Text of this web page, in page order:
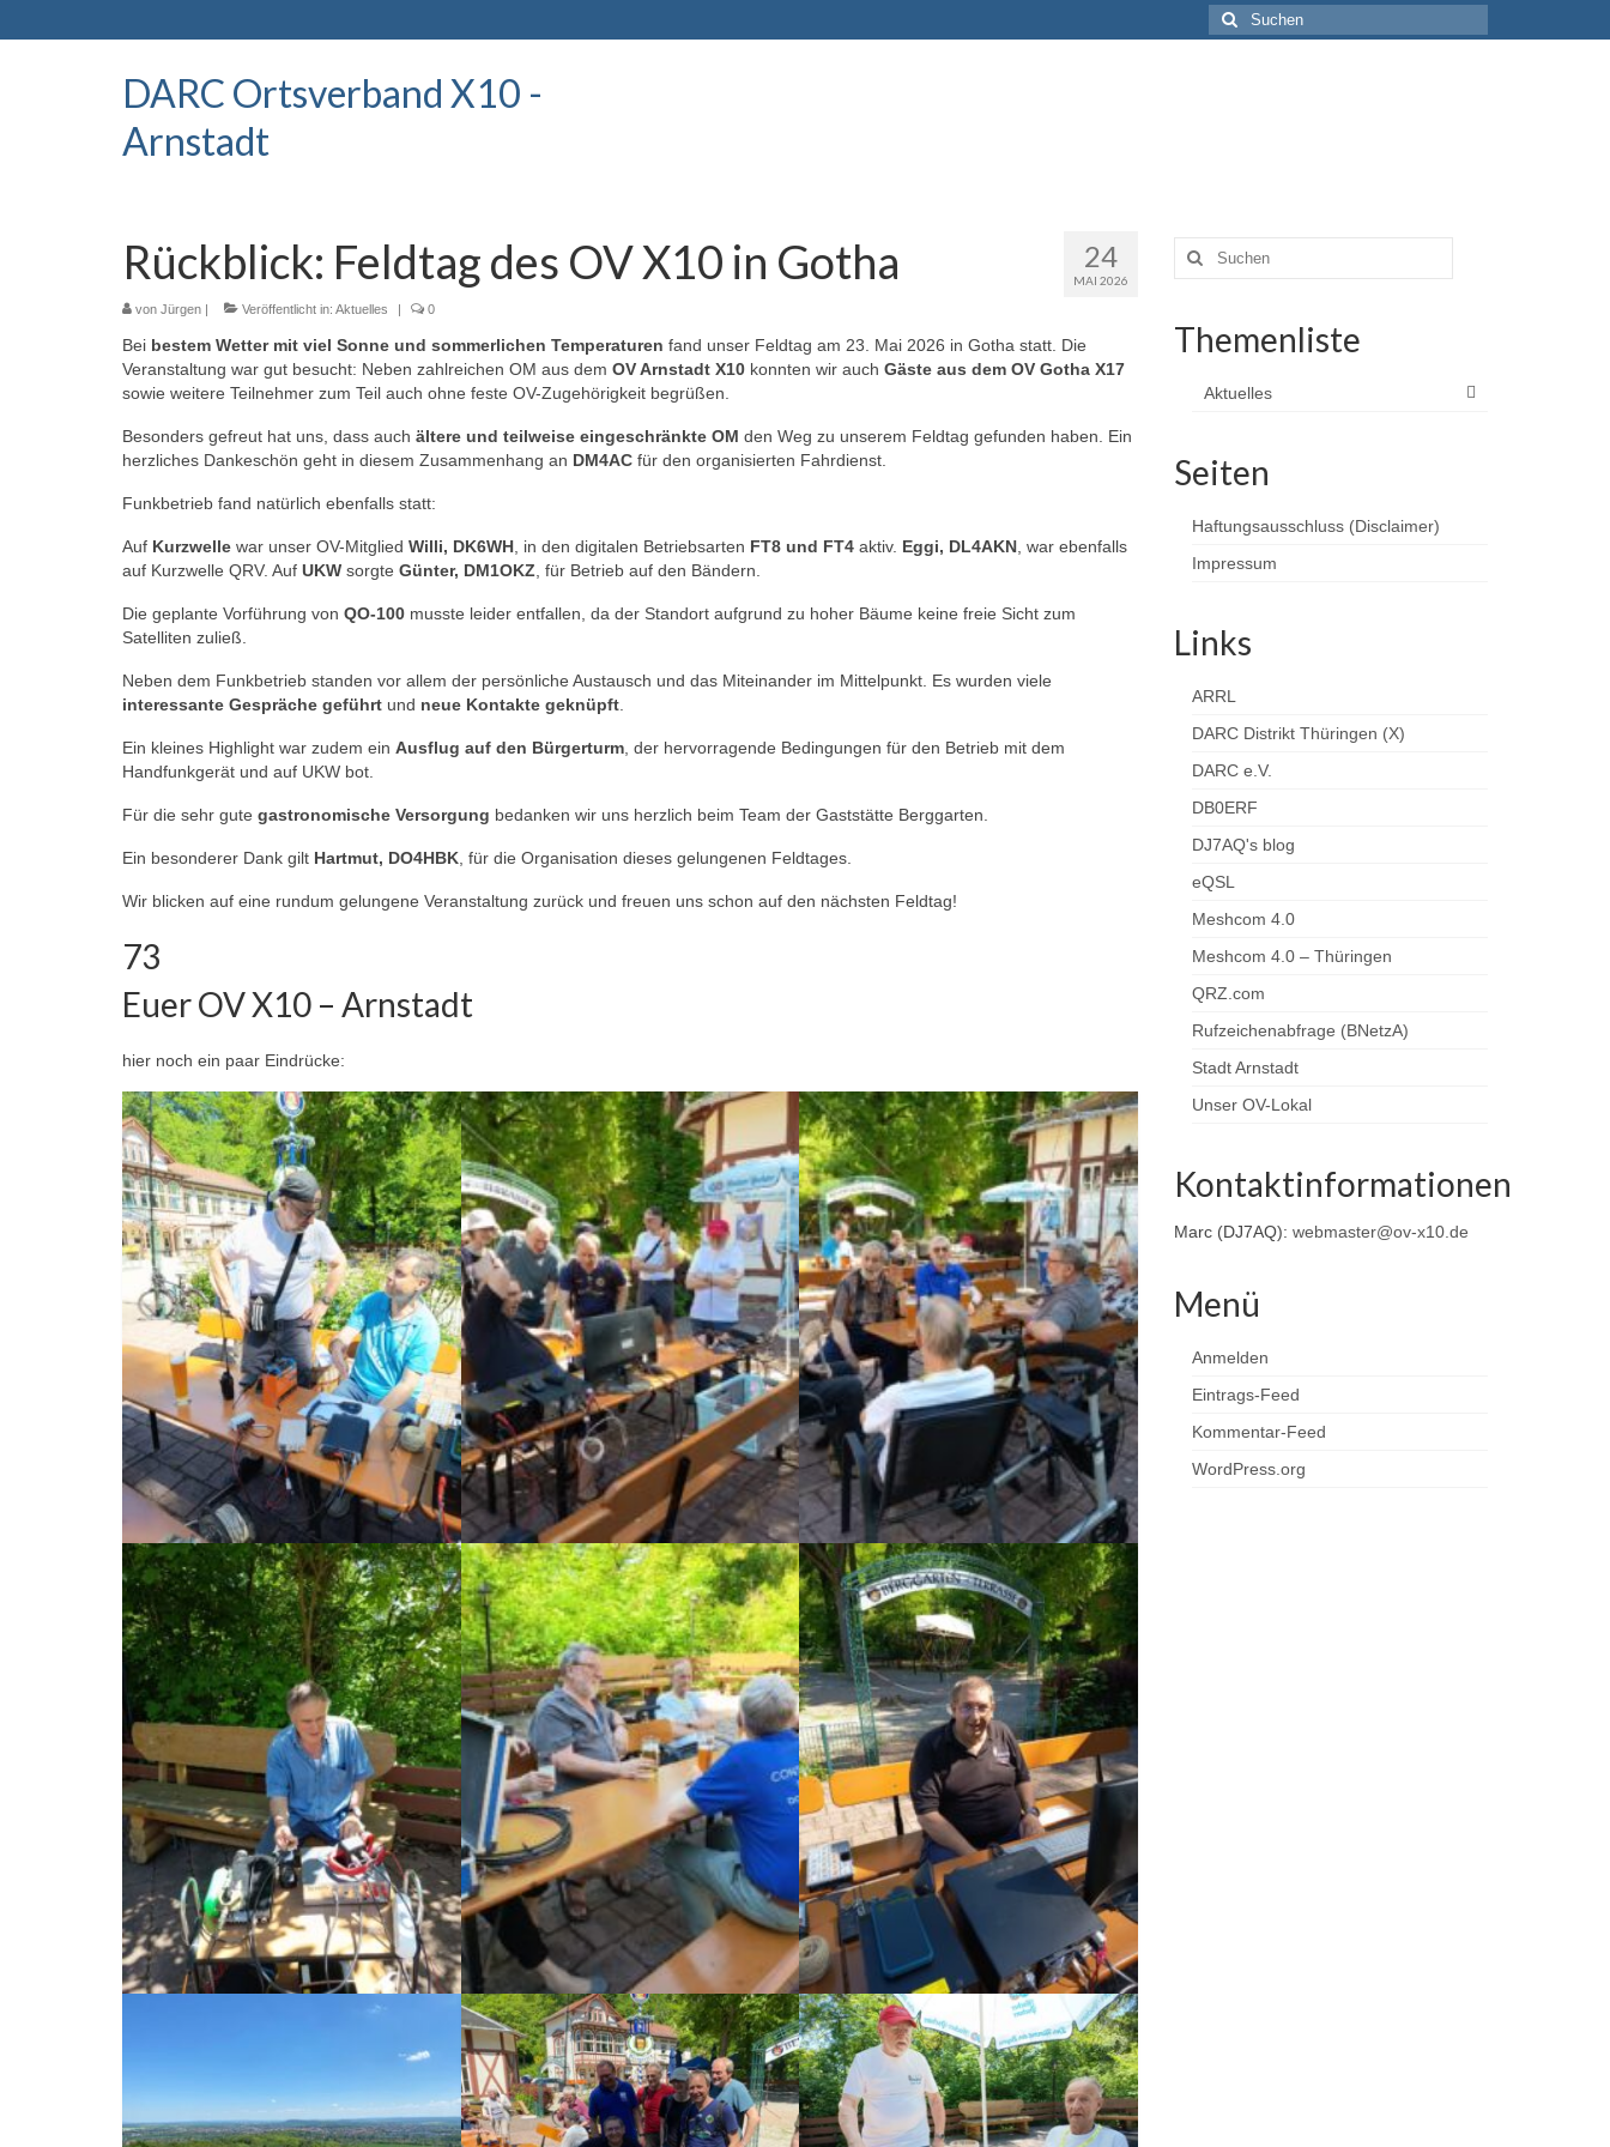
Suchen
nach:
DARC Ortsverband X10 -
Arnstadt
24
MAI 2026
Rückblick: Feldtag des OV X10 in Gotha
von Jürgen | Veröffentlicht in: Aktuelles | 0
Bei bestem Wetter mit viel Sonne und sommerlichen Temperaturen fand unser Feldtag am 23. Mai 2026 in Gotha statt. Die
Veranstaltung war gut besucht: Neben zahlreichen OM aus dem OV Arnstadt X10 konnten wir auch Gäste aus dem OV Gotha X17
sowie weitere Teilnehmer zum Teil auch ohne feste OV-Zugehörigkeit begrüßen.
Besonders gefreut hat uns, dass auch ältere und teilweise eingeschränkte OM den Weg zu unserem Feldtag gefunden haben. Ein
herzliches Dankeschön geht in diesem Zusammenhang an DM4AC für den organisierten Fahrdienst.
Funkbetrieb fand natürlich ebenfalls statt:
Auf Kurzwelle war unser OV-Mitglied Willi, DK6WH , in den digitalen Betriebsarten FT8 und FT4 aktiv. Eggi, DL4AKN , war ebenfalls
auf Kurzwelle QRV. Auf UKW sorgte Günter, DM1OKZ , für Betrieb auf den Bändern.
Die geplante Vorführung von QO-100 musste leider entfallen, da der Standort aufgrund zu hoher Bäume keine freie Sicht zum
Satelliten zuließ.
Neben dem Funkbetrieb standen vor allem der persönliche Austausch und das Miteinander im Mittelpunkt. Es wurden viele
interessante Gespräche geführt und neue Kontakte geknüpft
Ein kleines Highlight war zudem ein Ausflug auf den Bürgerturm , der hervorragende Bedingungen für den Betrieb mit dem
Handfunkgerät und auf UKW bot.
Für die sehr gute gastronomische Versorgung bedanken wir uns herzlich beim Team der Gaststätte Berggarten.
Ein besonderer Dank gilt Hartmut, DO4HBK , für die Organisation dieses gelungenen Feldtages.
Wir blicken auf eine rundum gelungene Veranstaltung zurück und freuen uns schon auf den nächsten Feldtag!
73
Euer OV X10 – Arnstadt
hier noch ein paar Eindrücke:
Suchen
nach:
Themenliste
Aktuelles
Seiten
Haftungsausschluss (Disclaimer)
Impressum
Links
ARRL
DARC Distrikt Thüringen (X)
DARC e.V.
DB0ERF
DJ7AQ's blog
eQSL
Meshcom 4.0
Meshcom 4.0 – Thüringen
QRZ.com
Rufzeichenabfrage (BNetzA)
Stadt Arnstadt
Unser OV-Lokal
Kontaktinformationen
Marc (DJ7AQ): webmaster@ov-x10.de
Menü
Anmelden
Eintrags-Feed
Kommentar-Feed
WordPress.org